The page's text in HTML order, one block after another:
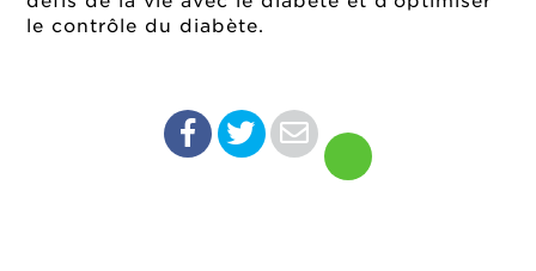
le contrôle du diabète.